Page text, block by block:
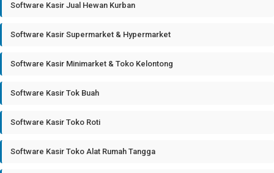
Software Kasir Jual Hewan Kurban
Software Kasir Supermarket & Hypermarket
Software Kasir Minimarket & Toko Kelontong
Software Kasir Tok Buah
Software Kasir Toko Roti
Software Kasir Toko Alat Rumah Tangga